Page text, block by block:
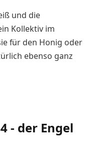
und die
Kollektiv im
für den Honig oder
ebenso ganz